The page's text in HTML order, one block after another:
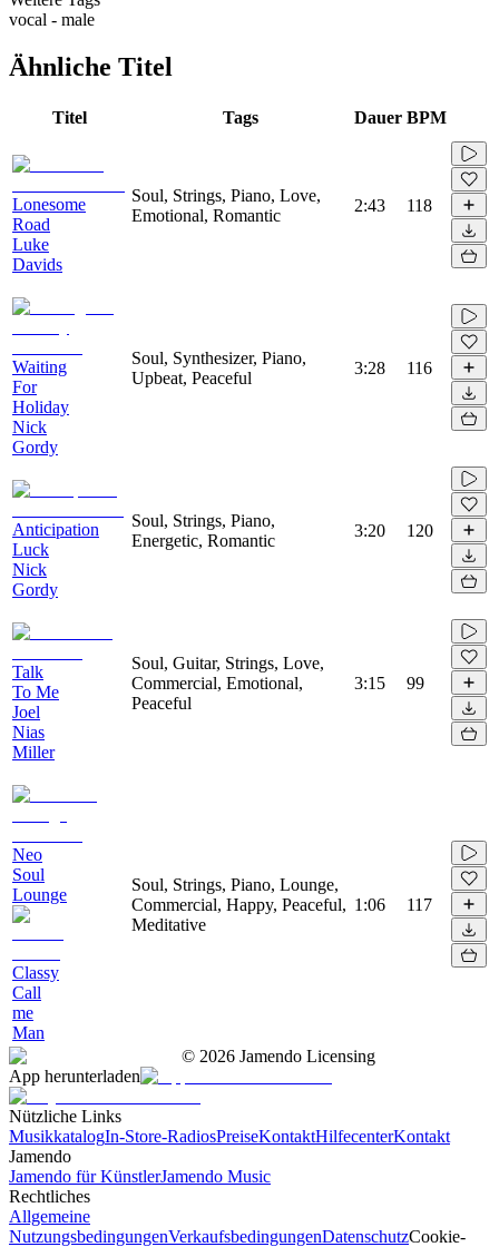
vocal - male
Ähnliche Titel
Titel Tags Dauer BPM
Lonesome
Road
Luke
Davids
Soul, Strings, Piano, Love,
Emotional, Romantic
2:43 118
Waiting
For
Holiday
Nick
Gordy
Soul, Synthesizer, Piano,
Upbeat, Peaceful
3:28 116
Anticipation
Luck
Nick
Gordy
Soul, Strings, Piano,
Energetic, Romantic
3:20 120
Talk
To Me
Joel
Nias
Miller
Soul, Guitar, Strings, Love,
Commercial, Emotional,
Peaceful
3:15 99
Neo
Soul
Lounge
Classy
Call
me
Man
Soul, Strings, Piano, Lounge,
Commercial, Happy, Peaceful,
Meditative
1:06 117
© 2026 Jamendo Licensing
App herunterladen
Nützliche Links
MusikkatalogIn-Store-RadiosPreiseKontaktHilfecenterKontakt
Jamendo
Jamendo für KünstlerJamendo Music
Rechtliches
Allgemeine
NutzungsbedingungenVerkaufsbedingungenDatenschutzCookie-